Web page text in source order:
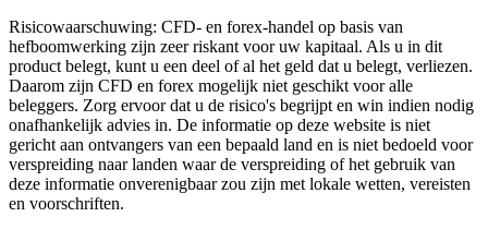
Risicowaarschuwing: CFD- en forex-handel op basis van
hefboomwerking zijn zeer riskant voor uw kapitaal. Als u in dit
product belegt, kunt u een deel of al het geld dat u belegt, verliezen.
Daarom zijn CFD en forex mogelijk niet geschikt voor alle
beleggers. Zorg ervoor dat u de risico's begrijpt en win indien nodig
onafhankelijk advies in. De informatie op deze website is niet
gericht aan ontvangers van een bepaald land en is niet bedoeld voor
verspreiding naar landen waar de verspreiding of het gebruik van
deze informatie onverenigbaar zou zijn met lokale wetten, vereisten
en voorschriften.